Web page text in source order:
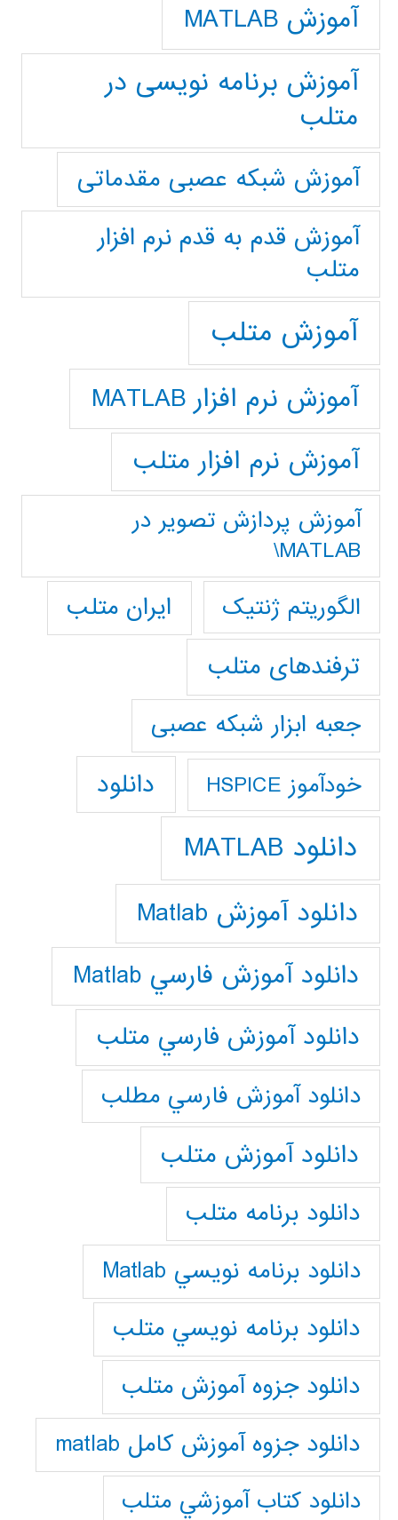
آموزش MATLAB
آموزش برنامه نویسی در
متلب
آموزش شبکه عصبی مقدماتی
آموزش قدم به قدم نرم افزار
متلب
آموزش متلب
آموزش نرم افزار MATLAB
آموزش نرم افزار متلب
آموزش پردازش تصوير در
MATLAB\
الگوریتم ژنتیک
ایران متلب
ترفندهای متلب
جعبه ابزار شبکه عصبی
خودآموز HSPICE دانلود
دانلود MATLAB
دانلود آموزش Matlab
دانلود آموزش فارسي Matlab
دانلود آموزش فارسي متلب
دانلود آموزش فارسي مطلب
دانلود آموزش متلب
دانلود برنامه متلب
دانلود برنامه نويسي Matlab
دانلود برنامه نويسي متلب
دانلود جزوه آموزش متلب
دانلود جزوه آموزش کامل matlab
دانلود كتاب آموزشي متلب